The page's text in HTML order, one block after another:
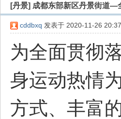
» › › ›
[丹景] 成都东部新区丹景街道—
cddbxq 发表于 2020-11-26
为全面贯彻
身运动热情
方式、丰富